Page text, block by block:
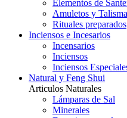
Elementos de
Amuletos y
Rituales preparados
Inciensos e Incesarios
Incensarios
Inciensos
Inciensos
Natural y Feng Shui
Articulos Naturales
Lámparas de Sal
Minerales